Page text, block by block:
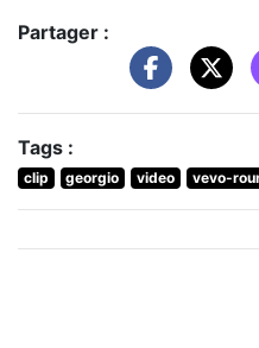
Partager :
Tags :
clip georgio video vevo-